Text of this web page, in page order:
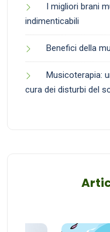
I migliori brani
indimenticabili
Benefici della
Musicoterapia:
cura dei disturbi del